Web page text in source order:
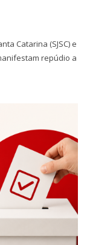
Catarina (SJSC) e
repúdio a